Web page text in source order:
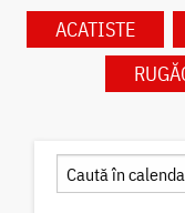
ACATISTE